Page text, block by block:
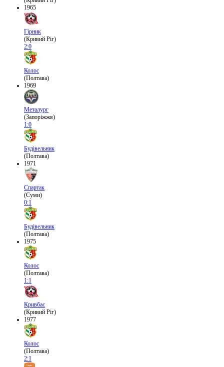
1965
Гірник
(Кривий Ріг)
2:0
Колос
(Полтава)
1969
Металург
(Запоріжжя)
1:0
Будівельник
(Полтава)
1971
Спартак
(Суми)
0:1
Будівельник
(Полтава)
1975
Колос
(Полтава)
1:1
Кривбас
(Кривий Ріг)
1977
Колос
(Полтава)
2:1